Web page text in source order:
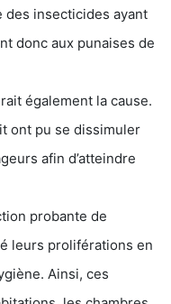
des insecticides ayant
donc aux punaises de
également la cause.
ont pu se dissimuler
afin d’atteindre
probante de
leurs proliférations en
Ainsi, ces